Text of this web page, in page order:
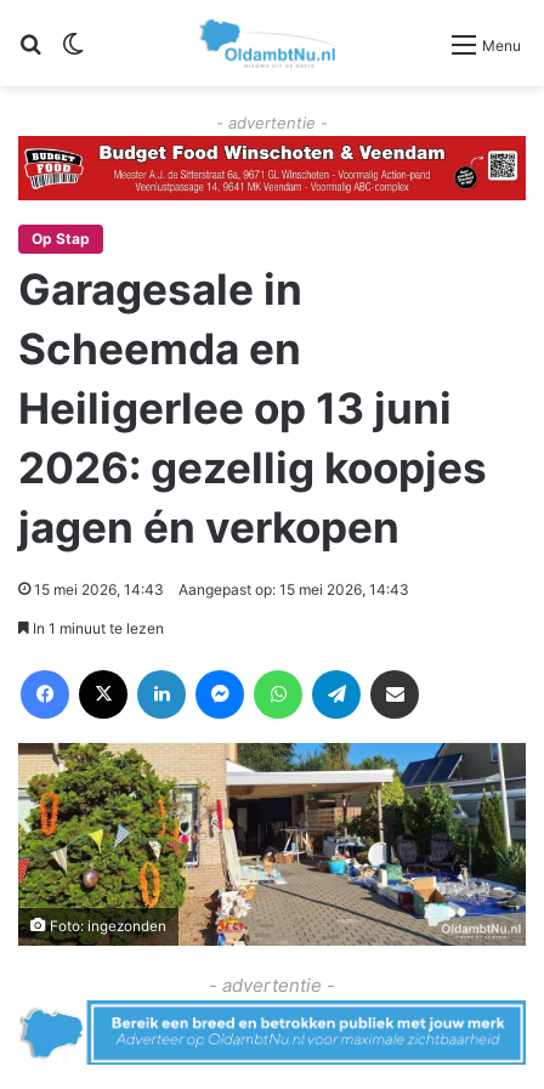
Zoeken Menu
- advertentie -
Op Stap
Garagesale in
Scheemda en
Heiligerlee op 13 juni
2026: gezellig koopjes
jagen én verkopen
15 mei 2026, 14:43 Aangepast op: 15 mei 2026, 14:43
In 1 minuut te lezen
Foto: ingezonden
- advertentie -